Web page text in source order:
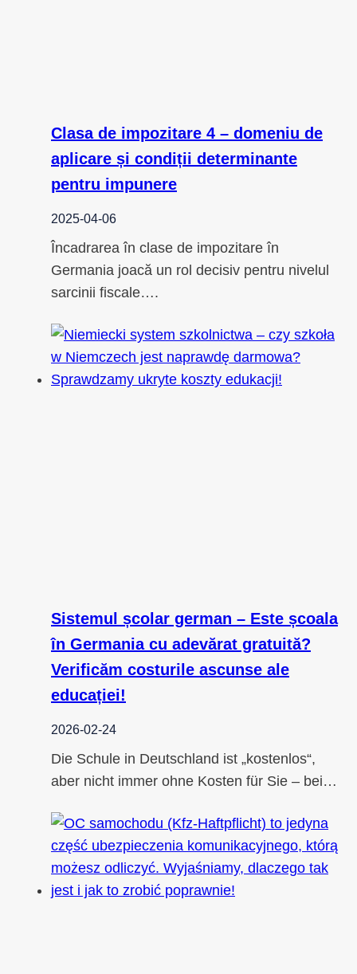
Clasa de impozitare 4 – domeniu de
aplicare și condiții determinante
pentru impunere
2025-04-06
Încadrarea în clase de impozitare în
Germania joacă un rol decisiv pentru nivelul
sarcinii fiscale….
Sistemul școlar german – Este școala
în Germania cu adevărat gratuită?
Verificăm costurile ascunse ale
educației!
2026-02-24
Die Schule in Deutschland ist „kostenlos“,
aber nicht immer ohne Kosten für Sie – bei…